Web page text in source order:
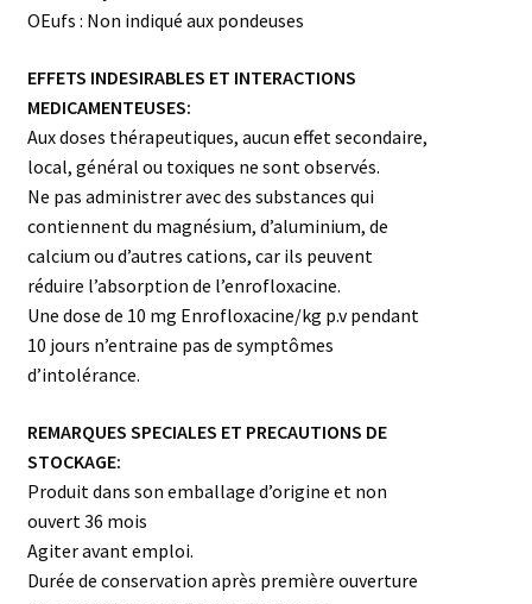
OEufs : Non indiqué aux pondeuses
EFFETS INDESIRABLES ET INTERACTIONS
MEDICAMENTEUSES:
Aux doses thérapeutiques, aucun effet secondaire,
local, général ou toxiques ne sont observés.
Ne pas administrer avec des substances qui
contiennent du magnésium, d’aluminium, de
calcium ou d’autres cations, car ils peuvent
réduire l’absorption de l’enrofloxacine.
Une dose de 10 mg Enrofloxacine/kg p.v pendant
10 jours n’entraine pas de symptômes
d’intolérance.
REMARQUES SPECIALES ET PRECAUTIONS DE
STOCKAGE:
Produit dans son emballage d’origine et non
ouvert 36 mois
Agiter avant emploi.
Durée de conservation après première ouverture